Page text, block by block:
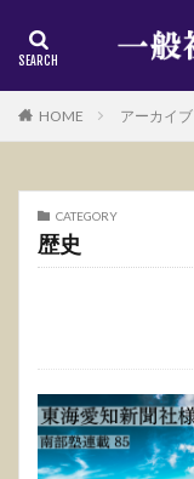
HOME アーカイブ
CATEGORY
歴史